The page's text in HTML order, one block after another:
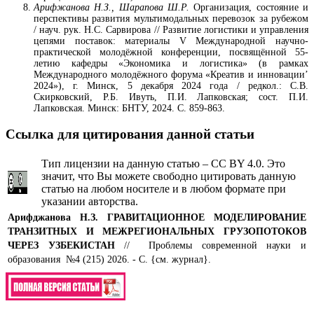
Арифжанова Н.З., Шарапова Ш.Р.Организация, состояние и
перспективы развития мультимодальных перевозок за рубежом
/ науч. рук. Н.С. Сарвирова // Развитие логистики и управления
цепями поставок: материалы V Международной научно-
практической молодёжной конференции, посвящённой 55-
летию кафедры «Экономика и логистика» (в рамках
Международного молодёжного форума «Креатив и инновации’
2024»), г. Минск, 5 декабря 2024 года / редкол.: С.В.
Скирковский, Р.Б. Ивуть, П.И. Лапковская; сост. П.И.
Лапковская. Минск: БНТУ, 2024. С. 859-863.
Ссылка для цитирования данной статьи
Тип лицензии на данную статью – CC BY 4.0. Это
значит, что Вы можете свободно цитировать данную
статью на любом носителе и в любом формате при
указании авторства.
Арифджанова Н.З. ГРАВИТАЦИОННОЕ МОДЕЛИРОВАНИЕ
ТРАНЗИТНЫХ И МЕЖРЕГИОНАЛЬНЫХ ГРУЗОПОТОКОВ
ЧЕРЕЗ УЗБЕКИСТАН
// Проблемы современной науки и
образования №4 (215) 2026. - С. {см. журнал}.